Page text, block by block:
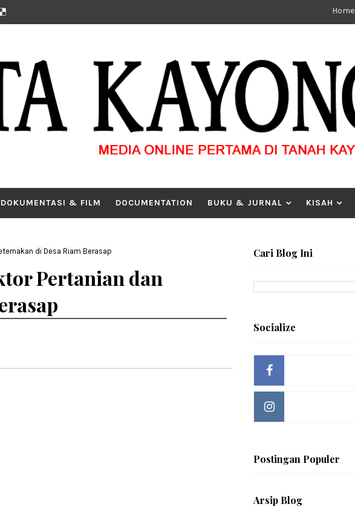
Home
DOKUMENTASI & FILM DOCUMENTATION BUKU & JURNAL KISAH
di Desa Riam Berasap
Pertanian dan
Cari Blog Ini
Socialize
Postingan Populer
Arsip Blog